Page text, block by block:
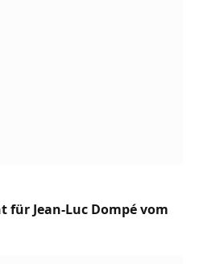
für Jean-Luc Dompé vom